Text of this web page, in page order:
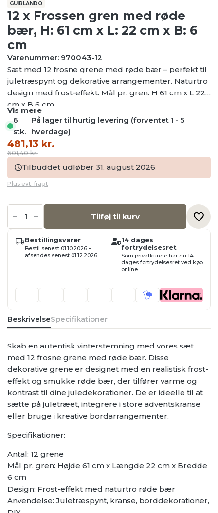
GUIRLANDO
12 x Frossen gren med røde
bær, H: 61 cm x L: 22 cm x B: 6
cm
Varenummer: 970043-12
Sæt med 12 frosne grene med røde bær – perfekt til
juletræspynt og dekorative arrangementer. Naturtro
design med frost-effekt. Mål pr. gren: H 61 cm x L 22
cm x B 6 cm.
Vis mere
6
stk.
På lager til hurtig levering (forventet 1 - 5
hverdage)
601,40kr.
Den
oprindelige
pris
var:
601,40 kr..
481,13 kr.
Den
aktuelle
pris
er:
481,13 kr..
Tilbuddet udløber 31. august 2026
Plus evt. fragt
12
Frossen
gren
med
røde
bær,
x
cm
x
B:
6
cm
Tilføj til kurv
Bestillingsvarer
Bestil senest 01.10.2026 –
afsendes senest 01.12.2026
14 dages
fortrydelsesret
Som privatkunde har du 14
dages fortrydelsesret ved køb
online.
BeskrivelseSpecifikationer
Skab en autentisk vinterstemning med vores sæt
med 12 frosne grene med røde bær. Disse
dekorative grene er designet med en realistisk frost-
effekt og smukke røde bær, der tilfører varme og
kontrast til dine juledekorationer. De er ideelle til at
sætte på juletræet, integrere i store adventskranse
eller bruge i kreative bordarrangementer.
Specifikationer:
Antal: 12 grene
Mål pr. gren: Højde 61 cm x Længde 22 cm x Bredde
6 cm
Design: Frost-effekt med naturtro røde bær
Anvendelse: Juletræspynt, kranse, borddekorationer,